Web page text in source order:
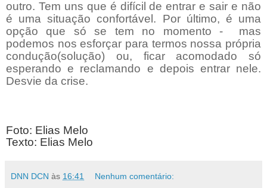
outro. Tem uns que é difícil de entrar e sair e não
é uma situação confortável. Por último, é uma
opção que só se tem no momento - mas
podemos nos esforçar para termos nossa própria
condução(solução) ou, ficar acomodado só
esperando e reclamando e depois entrar nele.
Desvie da crise.
Foto: Elias Melo
Texto: Elias Melo
DNN DCN às 16:41 Nenhum comentário: